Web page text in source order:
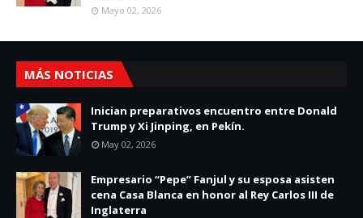
Mayo 02, 2026
MÁS NOTICIAS
Inician preparativos encuentro entre Donald
Trump y Xi Jinping, en Pekín.
May 02, 2026
Empresario “Pepe” Fanjul y su esposa asisten
cena Casa Blanca en honor al Rey Carlos III de
Inglaterra